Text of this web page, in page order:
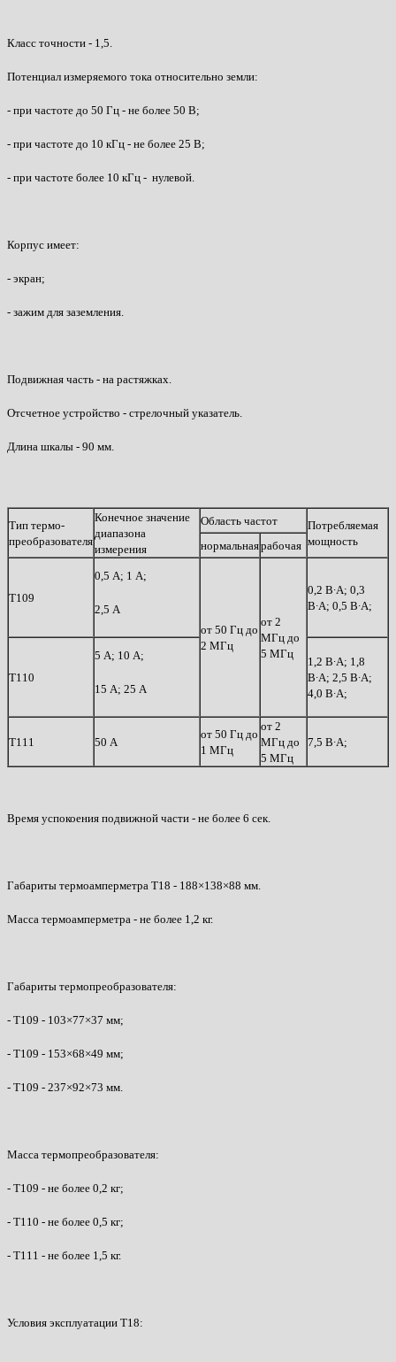
Класс точности - 1,5.
Потенциал измеряемого тока относительно земли:
- при частоте до 50 Гц - не более 50 В;
- при частоте до 10 кГц - не более 25 В;
- при частоте более 10 кГц - нулевой.
Корпус имеет:
- экран;
- зажим для заземления.
Подвижная часть - на растяжках.
Отсчетное устройство - стрелочный указатель.
Длина шкалы - 90 мм.
Тип термо-
преобразователя
Конечное значение
диапазона
измерения
Область частот
Потребляемая
мощность
нормальнаярабочая
Т109
0,5 А; 1 А;
2,5 А
от 50 Гц до
2 МГц
от 2
МГц до
5 МГц
0,2 В∙А; 0,3
В∙А; 0,5 В∙А;
Т110
5 А; 10 А;
15 А; 25 А
1,2 В∙А; 1,8
В∙А; 2,5 В∙А;
4,0 В∙А;
Т111 50 А
от 50 Гц до
1 МГц
от 2
МГц до
5 МГц
7,5 В∙А;
Время успокоения подвижной части - не более 6 сек.
Габариты термоамперметра Т18 - 188×138×88 мм.
Масса термоамперметра - не более 1,2 кг.
Габариты термопреобразователя:
- Т109 - 103×77×37 мм;
- Т109 - 153×68×49 мм;
- Т109 - 237×92×73 мм.
Масса термопреобразователя:
- Т109 - не более 0,2 кг;
- Т110 - не более 0,5 кг;
- Т111 - не более 1,5 кг.
Условия эксплуатации Т18: